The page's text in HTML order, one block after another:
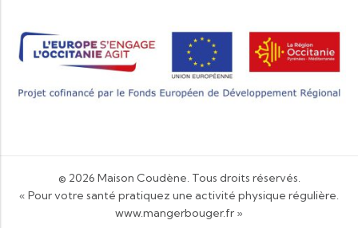
© 2026 Maison Coudène. Tous droits réservés.
« Pour votre santé pratiquez une activité physique régulière.
www.mangerbouger.fr »